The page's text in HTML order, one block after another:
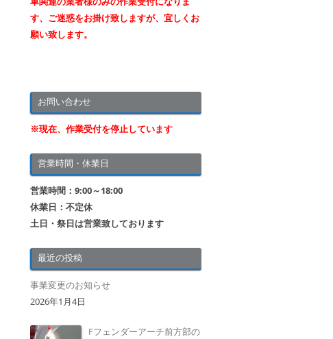
す、ご迷惑をお掛け致しますが、宜しくお
願い致します。
お問い合わせ
※現在、作業受付を停止しています
営業時間・休業日
営業時間：9:00～18:00
休業日：不定休
土日・祭日は営業致しております
最近の投稿
事業変更のお知らせ
2026年1月4日
Fフェンダーアーチ前方部の